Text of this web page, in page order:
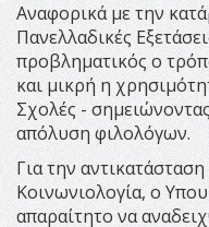
Αναφορικά με την
Πανελλαδικές
προβληματικός ο
και μικρή η
Σχολές -
απόλυση φιλολόγων.
Για την
Κοινωνιολογία, ο
απαραίτητο να